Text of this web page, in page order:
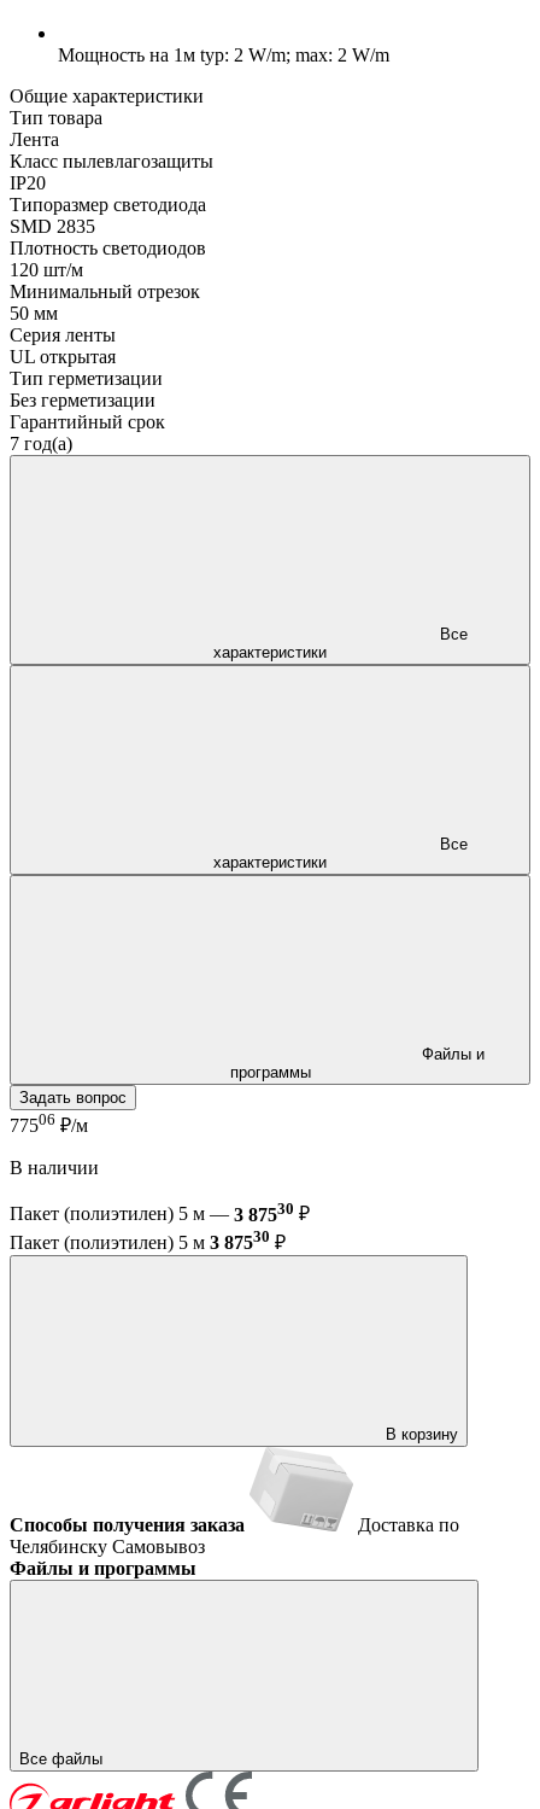
Мощность на 1м typ: 2 W/m; max: 2 W/m
Общие характеристики
Тип товара
Лента
Класс пылевлагозащиты
IP20
Типоразмер светодиода
SMD 2835
Плотность светодиодов
120 шт/м
Минимальный отрезок
50 мм
Серия ленты
UL открытая
Тип герметизации
Без герметизации
Гарантийный срок
7 год(а)
характеристики
характеристики
программы
Задать вопрос
77506 ₽/м
В наличии
Пакет (полиэтилен) 5 м — 3 87530 ₽
Пакет (полиэтилен) 5 м 3 87530 ₽
В корзину
Способы получения заказа
Доставка по
Челябинску Самовывоз
Файлы и программы
Все файлы